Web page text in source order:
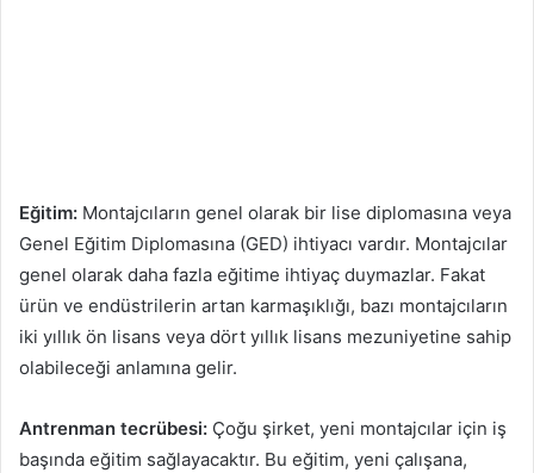
Eğitim: Montajcıların genel olarak bir lise diplomasına veya
Genel Eğitim Diplomasına (GED) ihtiyacı vardır. Montajcılar
genel olarak daha fazla eğitime ihtiyaç duymazlar. Fakat
ürün ve endüstrilerin artan karmaşıklığı, bazı montajcıların
iki yıllık ön lisans veya dört yıllık lisans mezuniyetine sahip
olabileceği anlamına gelir.
Antrenman tecrübesi: Çoğu şirket, yeni montajcılar için iş
başında eğitim sağlayacaktır. Bu eğitim, yeni çalışana,